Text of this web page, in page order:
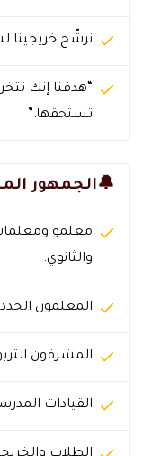
نرشّح خريجينا
“هدفنا إنك
تستحقها.”
🔔الجمهور
معلمو ومعلمات
والثانوي.
المعلمون
المشرفون
القيادات